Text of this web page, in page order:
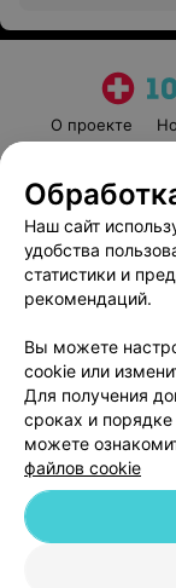
О проекте
© 2026 ООО «Артокс
Наш сайт
удобства
статистики и
рекомендаций.
Вы можете
cookie или
Для получения
сроках и
можете
файлов cookie